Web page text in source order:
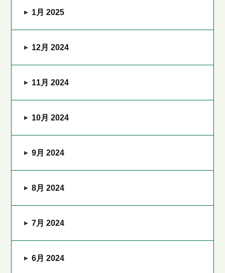
1月 2025
12月 2024
11月 2024
10月 2024
9月 2024
8月 2024
7月 2024
6月 2024